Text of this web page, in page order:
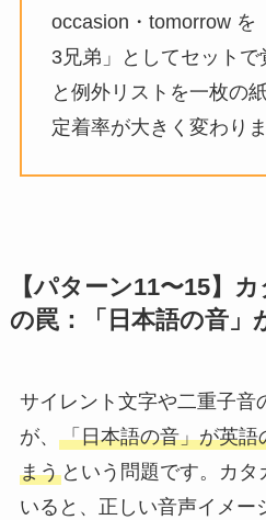
occasion・tomorrow を
3兄弟」としてセットで
と例外リストを一枚の
定着率が大きく変わりま
【パターン11〜15】
の罠：「日本語の音」
サイレント文字や二重子音
が、 「日本語の音」が英
まうという問題です。カタ
いると、正しい音声イメー